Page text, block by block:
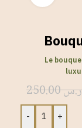
Le
ر.س250.00
- +